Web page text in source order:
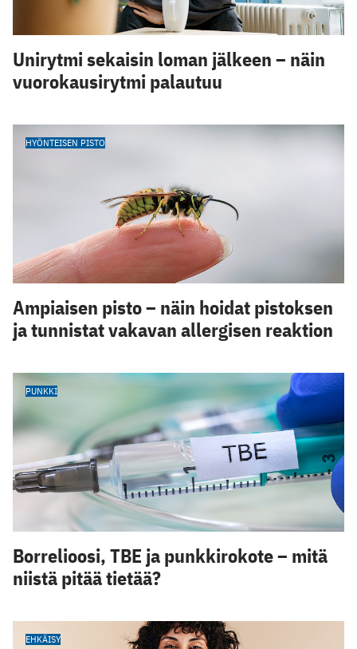
Unirytmi sekaisin loman jälkeen – näin
vuorokausirytmi palautuu
HYÖNTEISEN PISTO
Ampiaisen pisto – näin hoidat pistoksen
ja tunnistat vakavan allergisen reaktion
PUNKKI
Borrelioosi, TBE ja punkkirokote – mitä
niistä pitää tietää?
EHKÄISY